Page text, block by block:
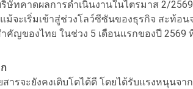
ษัทคาดผลการดำเนินงานในไตรมาส 2/
แม้จะเริ่มเข้าสู่ช่วงโลว์ซีซันของธุรกิจ สะท้อ
คัญของไทย ในช่วง 5 เดือนแรกของปี 2569
สารจะยังคงเติบโตได้ดี โดยได้รับแรงหนุนจ